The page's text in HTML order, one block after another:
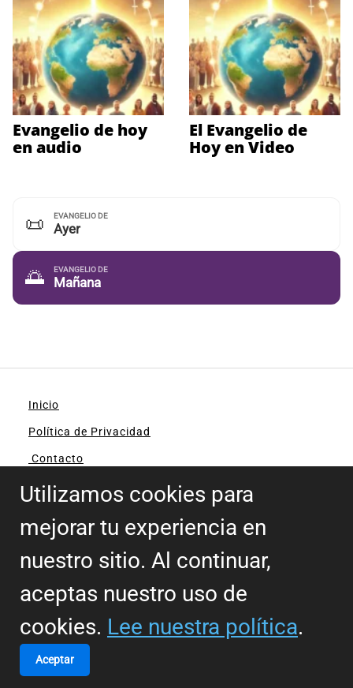
Evangelio de hoy
en audio
El Evangelio de
Hoy en Video
📜 EVANGELIO DE
Ayer
🌅 EVANGELIO DE
Mañana
Inicio
Política de Privacidad
Contacto
Política de cookies
Mi Comunidad Católica Global
Utilizamos cookies para
mejorar tu experiencia en
nuestro sitio. Al continuar,
aceptas nuestro uso de
cookies. Lee nuestra política.
Aceptar